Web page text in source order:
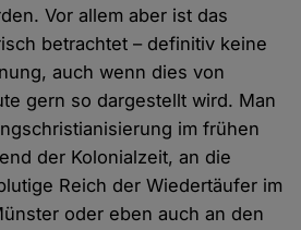
Vor allem aber ist das
betrachtet – definitiv keine
auch wenn dies von
gern so dargestellt wird. Man
im frühen
der Kolonialzeit, an die
Reich der Wiedertäufer im
oder eben auch an den